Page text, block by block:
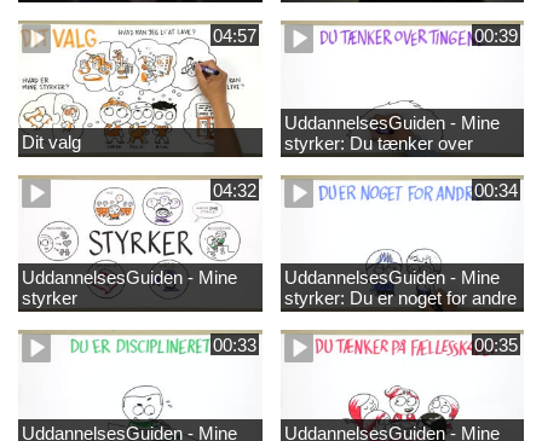
04:57
Dit valg
00:39
UddannelsesGuiden - Mine
styrker: Du tænker over
tingene
04:32
UddannelsesGuiden - Mine
styrker
00:34
UddannelsesGuiden - Mine
styrker: Du er noget for andre
00:33
UddannelsesGuiden - Mine
00:35
UddannelsesGuiden - Mine